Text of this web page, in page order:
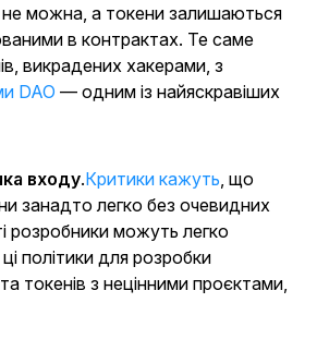
можна, а токени залишаються
в контрактах. Те саме
викрадених хакерами, з
DAO — одним із найяскравіших
входу.Критики кажуть , що
занадто легко без очевидних
розробники можуть легко
політики для розробки
токенів з нецінними проєктами,